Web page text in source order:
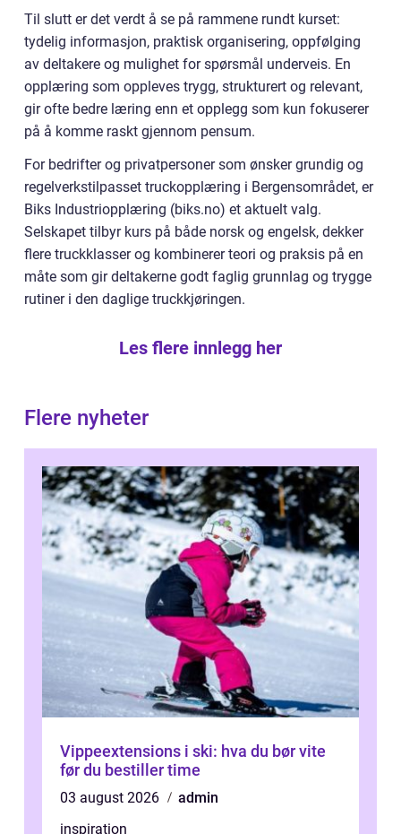
Til slutt er det verdt å se på rammene rundt kurset:
tydelig informasjon, praktisk organisering, oppfølging
av deltakere og mulighet for spørsmål underveis. En
opplæring som oppleves trygg, strukturert og relevant,
gir ofte bedre læring enn et opplegg som kun fokuserer
på å komme raskt gjennom pensum.
For bedrifter og privatpersoner som ønsker grundig og
regelverkstilpasset truckopplæring i Bergensområdet, er
Biks Industriopplæring (biks.no) et aktuelt valg.
Selskapet tilbyr kurs på både norsk og engelsk, dekker
flere truckklasser og kombinerer teori og praksis på en
måte som gir deltakerne godt faglig grunnlag og trygge
rutiner i den daglige truckkjøringen.
Les flere innlegg her
Flere nyheter
Vippeextensions i ski: hva du bør vite
før du bestiller time
03 august 2026
admin
inspiration